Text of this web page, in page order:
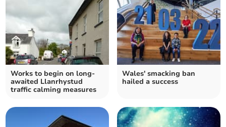
Works to begin on long-
awaited Llanrhystud
traffic calming measures
Wales' smacking ban
hailed a success